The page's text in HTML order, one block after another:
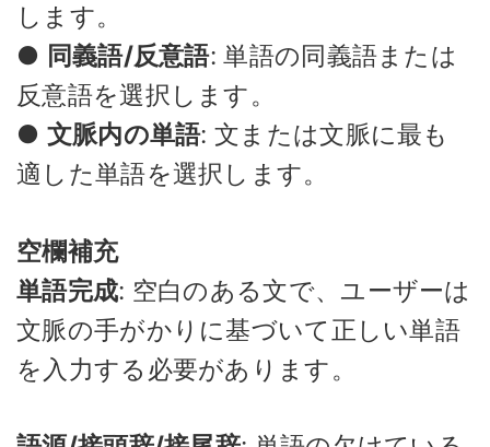
します。
● 同義語/反意語: 単語の同義語または
反意語を選択します。
● 文脈内の単語: 文または文脈に最も
適した単語を選択します。
空欄補充
単語完成: 空白のある文で、ユーザーは
文脈の手がかりに基づいて正しい単語
を入力する必要があります。